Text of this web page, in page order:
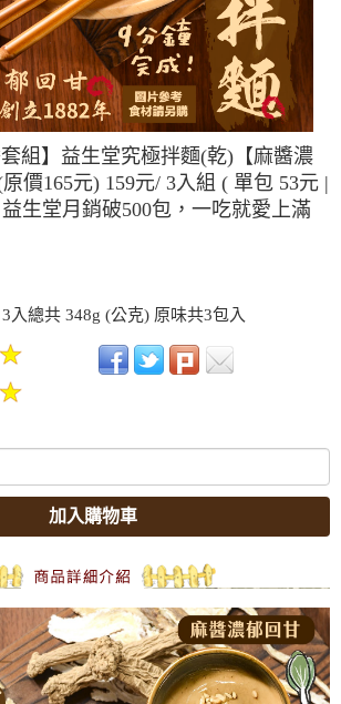
套組】益生堂究極拌麵(乾)【麻醬濃
價165元) 159元/ 3入組 ( 單包 53元 |
生堂月銷破500包，一吃就愛上滿
入總共 348g (公克) 原味共3包入
加入購物車